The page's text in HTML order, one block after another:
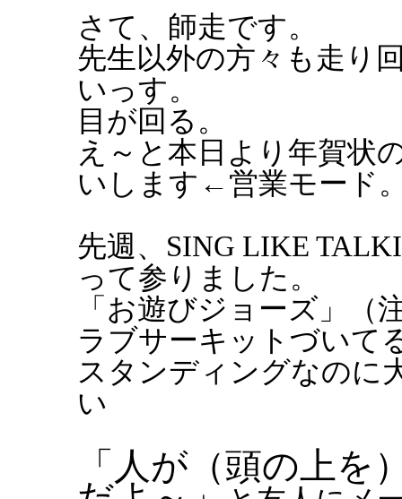
さて、師走です。
先生以外の方々も走り
いっす。
目が回る。
え～と本日より年賀状
いします←営業モード
先週、SING LIKE
って参りました。
「お遊びジョーズ」（
ラブサーキットづいて
スタンディングなのに
い
「人が（頭の上を